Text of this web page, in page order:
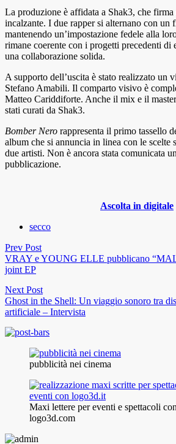
La produzione è affidata a Shak3, che firma
incalzante. I due rapper si alternano con un
mantenendo un’impostazione fedele alla
rimane coerente con i progetti precedenti di
una collaborazione solida.
A supporto dell’uscita è stato realizzato un
Stefano Amabili. Il comparto visivo è
Matteo Cariddiforte. Anche il mix e il
stati curati da Shak3.
Bomber Nero rappresenta il primo tassello
album che si annuncia in linea con le scelte
due artisti. Non è ancora stata comunicata
pubblicazione.
Ascolta in digitale
secco
Prev Post
VRAY e YOUNG ELLE pubblicano
joint EP
Next Post
Ghost in the Shell: Un viaggio sonoro tra
artificiale – Intervista
pubblicità nei cinema
Maxi lettere per eventi e spettacoli con
logo3d.com